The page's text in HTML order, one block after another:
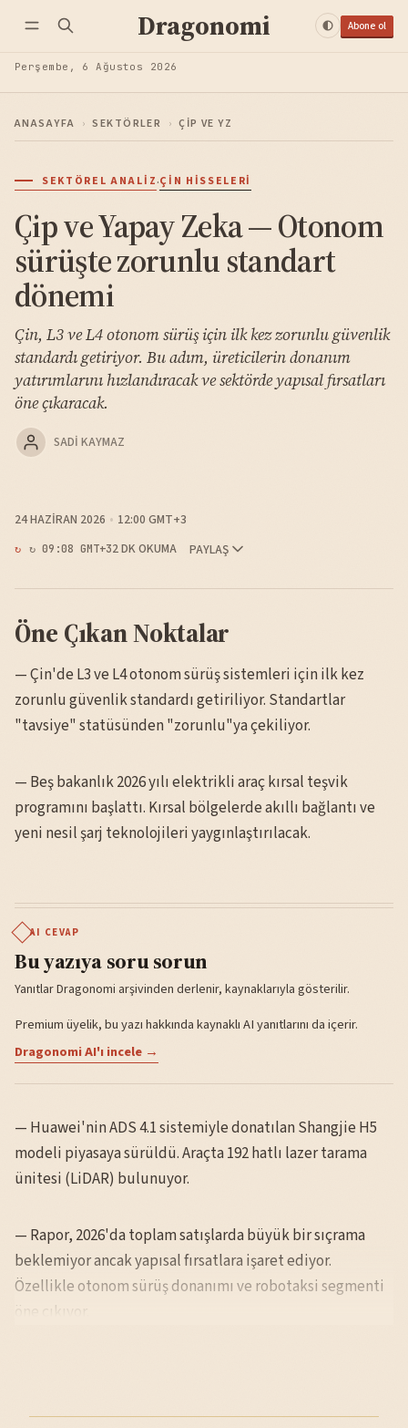
Dragonomi Abone ol
Perşembe, 6 Ağustos 2026
ANASAYFA › SEKTÖRLER › ÇIP VE YZ
SEKTÖREL ANALIZ·ÇIN HISSELERI
Çip ve Yapay Zeka — Otonom
sürüşte zorunlu standart
dönemi
Çin, L3 ve L4 otonom sürüş için ilk kez zorunlu güvenlik
standardı getiriyor. Bu adım, üreticilerin donanım
yatırımlarını hızlandıracak ve sektörde yapısal fırsatları
öne çıkaracak.
SADI KAYMAZ
24 HAZIRAN 2026 12:00 GMT+3
↻ 09:08 GMT+32 DK OKUMA PAYLAŞ
Öne Çıkan Noktalar
— Çin'de L3 ve L4 otonom sürüş sistemleri için ilk kez
zorunlu güvenlik standardı getiriliyor. Standartlar
"tavsiye" statüsünden "zorunlu"ya çekiliyor.
— Beş bakanlık 2026 yılı elektrikli araç kırsal teşvik
programını başlattı. Kırsal bölgelerde akıllı bağlantı ve
yeni nesil şarj teknolojileri yaygınlaştırılacak.
AI CEVAP
Bu yazıya soru sorun
Yanıtlar Dragonomi arşivinden derlenir, kaynaklarıyla gösterilir.
Premium üyelik, bu yazı hakkında kaynaklı AI yanıtlarını da içerir.
Dragonomi AI'ı incele →
— Huawei'nin ADS 4.1 sistemiyle donatılan Shangjie H5
modeli piyasaya sürüldü. Araçta 192 hatlı lazer tarama
ünitesi (LiDAR) bulunuyor.
— Rapor, 2026'da toplam satışlarda büyük bir sıçrama
beklemiyor ancak yapısal fırsatlara işaret ediyor.
Özellikle otonom sürüş donanımı ve robotaksi segmenti
öne çıkıyor.